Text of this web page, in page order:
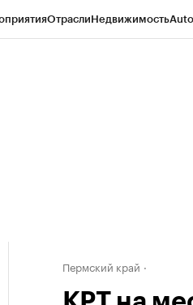
ОтраслиНедвижимость
Пермский край